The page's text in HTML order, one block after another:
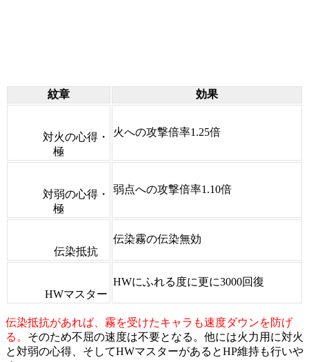
紋章 効果
対火の心得・
極
火への攻撃倍率1.25倍
対弱の心得・
極
弱点への攻撃倍率1.10倍
伝染抵抗
伝染霧の伝染無効
HWマスター
HWにふれる度に更に3000回復
伝染抵抗があれば、霧を受けたキャラも速度ダウンを防げ
る。 そのため不屈の速度は不要となる。他には火力用に対火
と対弱の心得、そしてHWマスターがあるとHP維持も行いや